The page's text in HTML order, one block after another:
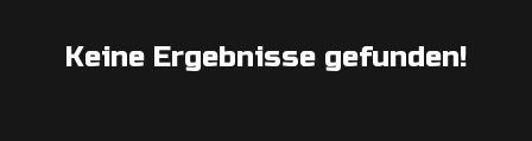
Keine Ergebnisse gefunden!